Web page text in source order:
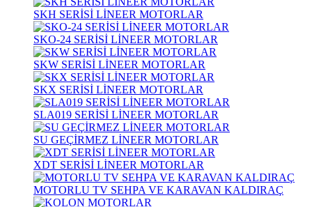
SKH SERİSİ LİNEER MOTORLAR
SKO-24 SERİSİ LİNEER MOTORLAR
SKW SERİSİ LİNEER MOTORLAR
SKX SERİSİ LİNEER MOTORLAR
SLA019 SERİSİ LİNEER MOTORLAR
SU GEÇİRMEZ LİNEER MOTORLAR
XDT SERİSİ LİNEER MOTORLAR
MOTORLU TV SEHPA VE KARAVAN KALDIRAÇ